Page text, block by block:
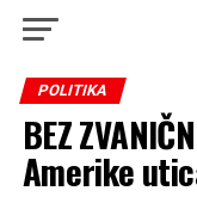
POLITIKA
BEZ
Amerike